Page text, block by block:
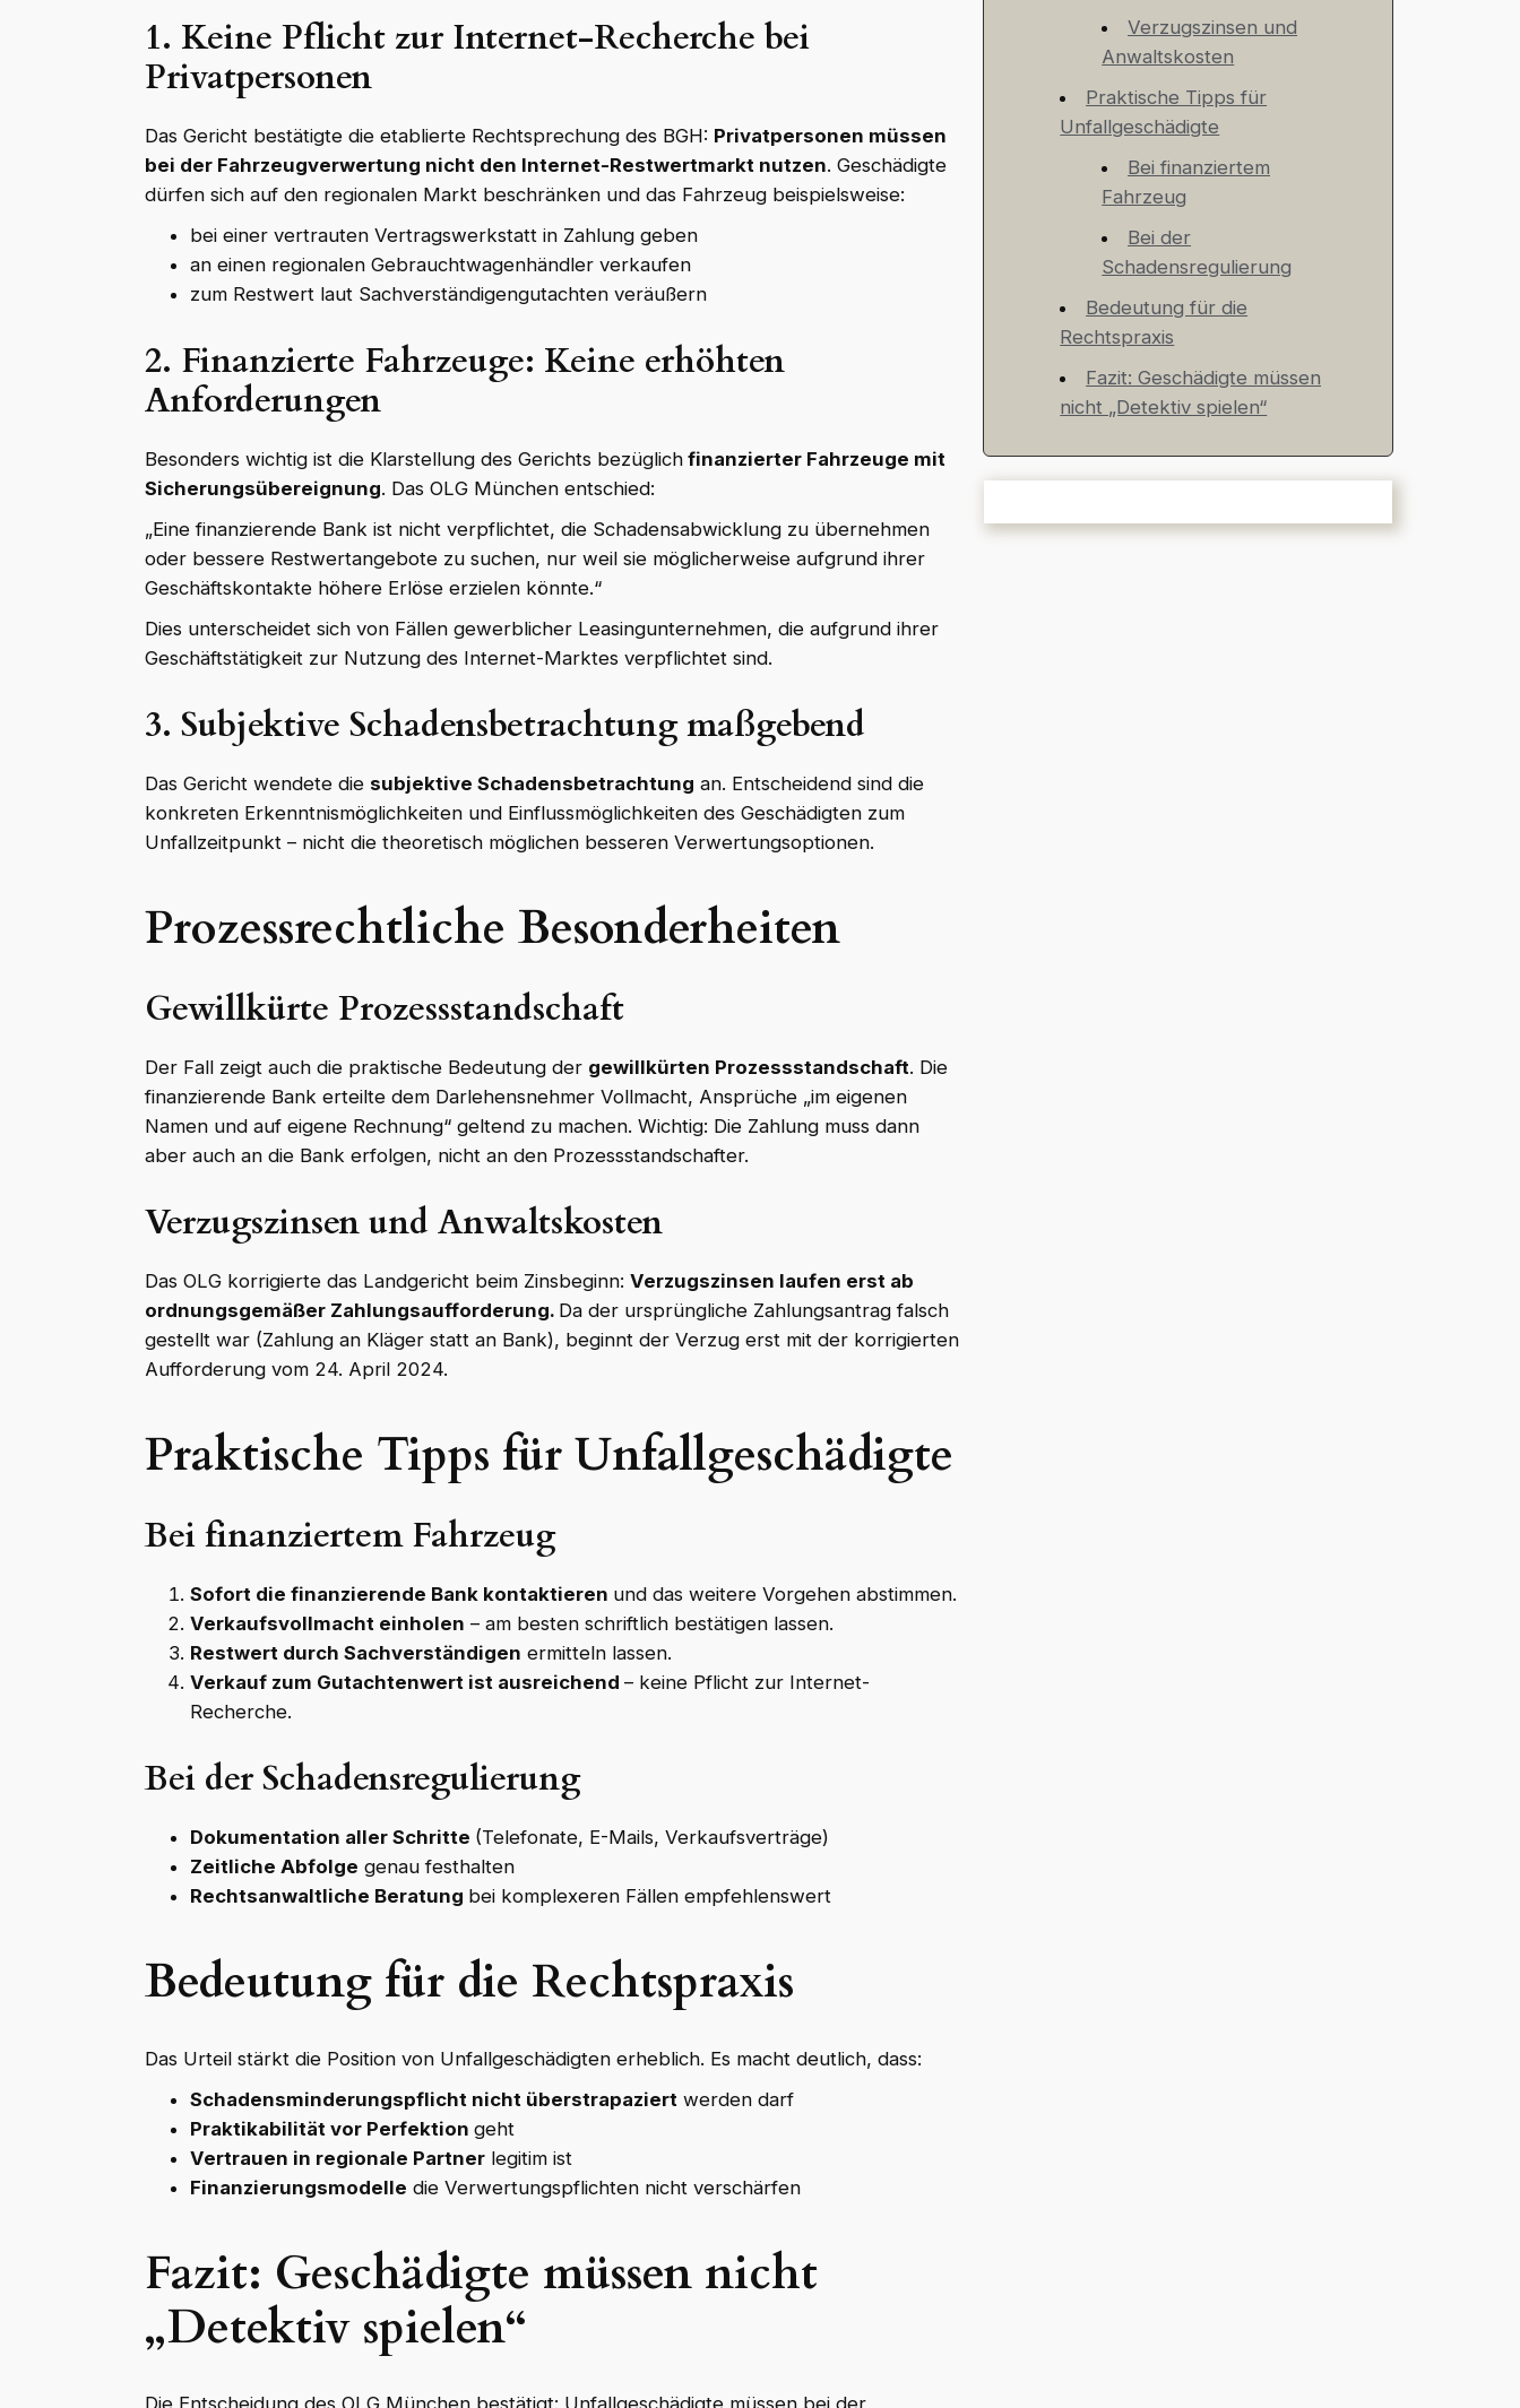
1. Keine Pflicht zur Internet-Recherche bei
Privatpersonen
Das Gericht bestätigte die etablierte Rechtsprechung des BGH: Privatpersonen müssen
bei der Fahrzeugverwertung nicht den Internet-Restwertmarkt nutzen. Geschädigte
dürfen sich auf den regionalen Markt beschränken und das Fahrzeug beispielsweise:
bei einer vertrauten Vertragswerkstatt in Zahlung geben
an einen regionalen Gebrauchtwagenhändler verkaufen
zum Restwert laut Sachverständigengutachten veräußern
2. Finanzierte Fahrzeuge: Keine erhöhten
Anforderungen
Besonders wichtig ist die Klarstellung des Gerichts bezüglich finanzierter Fahrzeuge mit
Sicherungsübereignung. Das OLG München entschied:
„Eine finanzierende Bank ist nicht verpflichtet, die Schadensabwicklung zu übernehmen
oder bessere Restwertangebote zu suchen, nur weil sie möglicherweise aufgrund ihrer
Geschäftskontakte höhere Erlöse erzielen könnte.“
Dies unterscheidet sich von Fällen gewerblicher Leasingunternehmen, die aufgrund ihrer
Geschäftstätigkeit zur Nutzung des Internet-Marktes verpflichtet sind.
3. Subjektive Schadensbetrachtung maßgebend
Das Gericht wendete die subjektive Schadensbetrachtung an. Entscheidend sind die
konkreten Erkenntnismöglichkeiten und Einflussmöglichkeiten des Geschädigten zum
Unfallzeitpunkt – nicht die theoretisch möglichen besseren Verwertungsoptionen.
Prozessrechtliche Besonderheiten
Gewillkürte Prozessstandschaft
Der Fall zeigt auch die praktische Bedeutung der gewillkürten Prozessstandschaft. Die
finanzierende Bank erteilte dem Darlehensnehmer Vollmacht, Ansprüche „im eigenen
Namen und auf eigene Rechnung“ geltend zu machen. Wichtig: Die Zahlung muss dann
aber auch an die Bank erfolgen, nicht an den Prozessstandschafter.
Verzugszinsen und Anwaltskosten
Das OLG korrigierte das Landgericht beim Zinsbeginn: Verzugszinsen laufen erst ab
ordnungsgemäßer Zahlungsaufforderung. Da der ursprüngliche Zahlungsantrag falsch
gestellt war (Zahlung an Kläger statt an Bank), beginnt der Verzug erst mit der korrigierten
Aufforderung vom 24. April 2024.
Praktische Tipps für Unfallgeschädigte
Bei finanziertem Fahrzeug
Sofort die finanzierende Bank kontaktieren und das weitere Vorgehen abstimmen.
Verkaufsvollmacht einholen – am besten schriftlich bestätigen lassen.
Restwert durch Sachverständigen ermitteln lassen.
Verkauf zum Gutachtenwert ist ausreichend – keine Pflicht zur Internet-
Recherche.
Bei der Schadensregulierung
Dokumentation aller Schritte (Telefonate, E-Mails, Verkaufsverträge)
Zeitliche Abfolge genau festhalten
Rechtsanwaltliche Beratung bei komplexeren Fällen empfehlenswert
Bedeutung für die Rechtspraxis
Das Urteil stärkt die Position von Unfallgeschädigten erheblich. Es macht deutlich, dass:
Schadensminderungspflicht nicht überstrapaziert werden darf
Praktikabilität vor Perfektion geht
Vertrauen in regionale Partner legitim ist
Finanzierungsmodelle die Verwertungspflichten nicht verschärfen
Fazit: Geschädigte müssen nicht
„Detektiv spielen“
Verzugszinsen und
Anwaltskosten
Praktische Tipps für
Unfallgeschädigte
Bei finanziertem
Fahrzeug
Bei der
Schadensregulierung
Bedeutung für die
Rechtspraxis
Fazit: Geschädigte müssen
nicht „Detektiv spielen“